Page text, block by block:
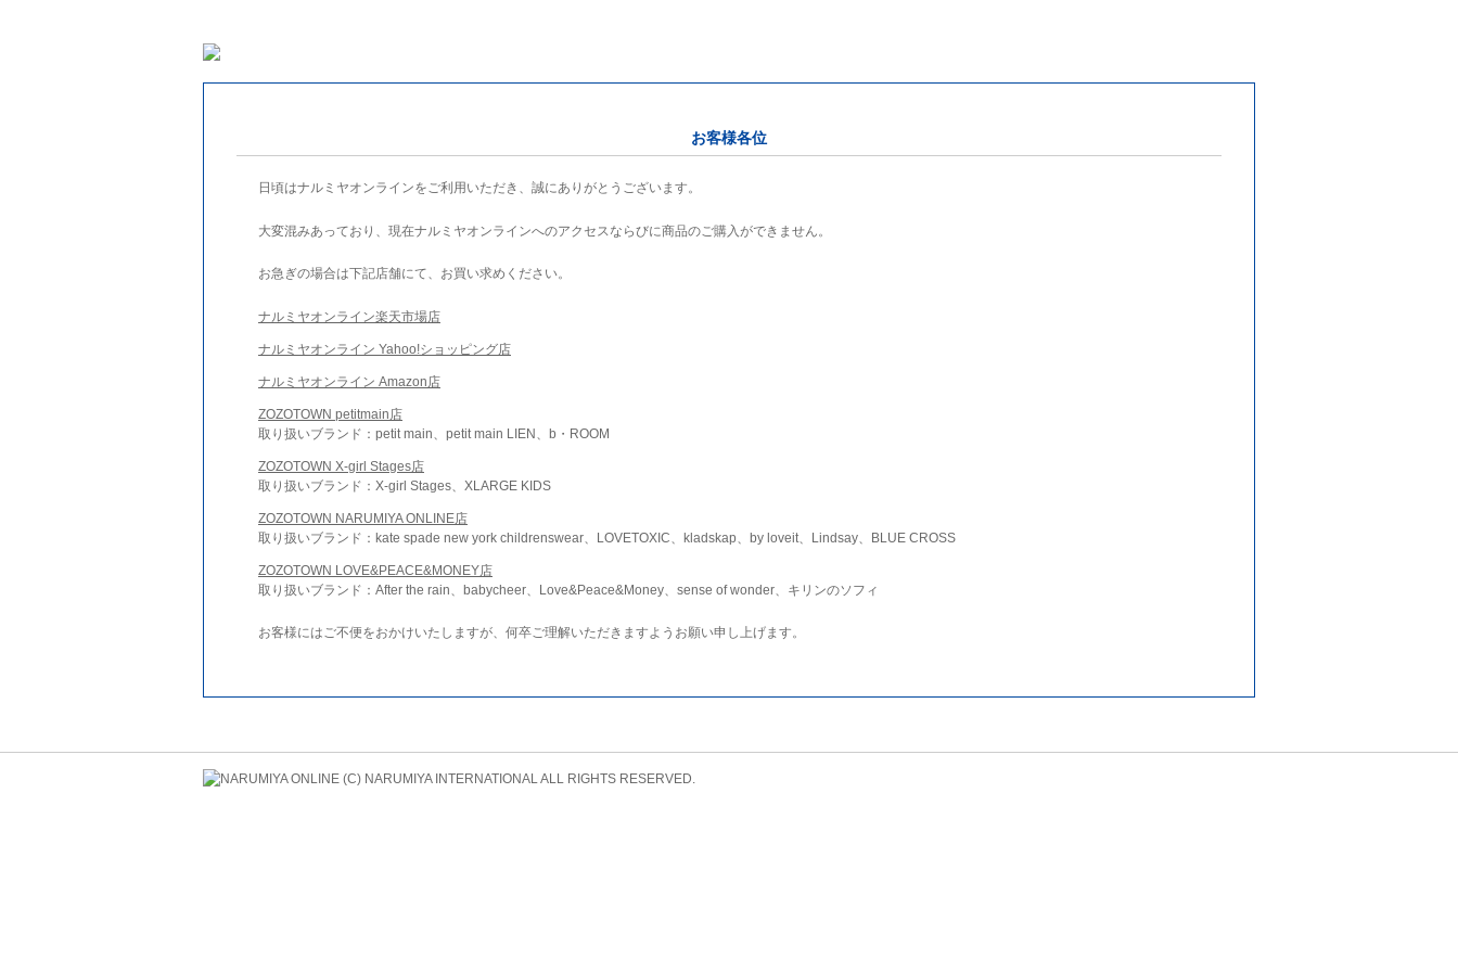
お客様各位
日頃はナルミヤオンラインをご利用いただき、誠にありがとうございます。
大変混みあっており、現在ナルミヤオンラインへのアクセスならびに商品のご購入ができません。
お急ぎの場合は下記店舗にて、お買い求めください。
ナルミヤオンライン楽天市場店
ナルミヤオンライン Yahoo!ショッピング店
ナルミヤオンライン Amazon店
ZOZOTOWN petitmain店
取り扱いブランド：petit main、petit main LIEN、b・ROOM
ZOZOTOWN X-girl Stages店
取り扱いブランド：X-girl Stages、XLARGE KIDS
ZOZOTOWN NARUMIYA ONLINE店
取り扱いブランド：kate spade new york childrenswear、LOVETOXIC、kladskap、by loveit、Lindsay、BLUE CROSS
ZOZOTOWN LOVE&PEACE&MONEY店
取り扱いブランド：After the rain、babycheer、Love&Peace&Money、sense of wonder、キリンのソフィ
お客様にはご不便をおかけいたしますが、何卒ご理解いただきますようお願い申し上げます。